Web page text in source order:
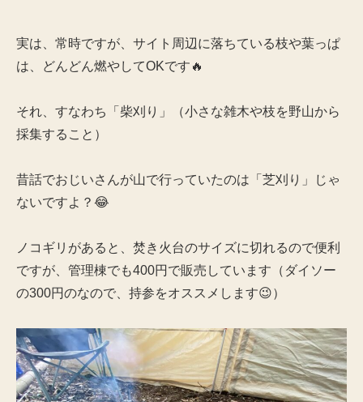
実は、常時ですが、サイト周辺に落ちている枝や葉っぱ
は、どんどん燃やしてOKです🔥
それ、すなわち「柴刈り」（小さな雑木や枝を野山から
採集すること）
昔話でおじいさんが山で行っていたのは「芝刈り」じゃ
ないですよ？😂
ノコギリがあると、焚き火台のサイズに切れるので便利
ですが、管理棟でも400円で販売しています（ダイソー
の300円のなので、持参をオススメします😉）